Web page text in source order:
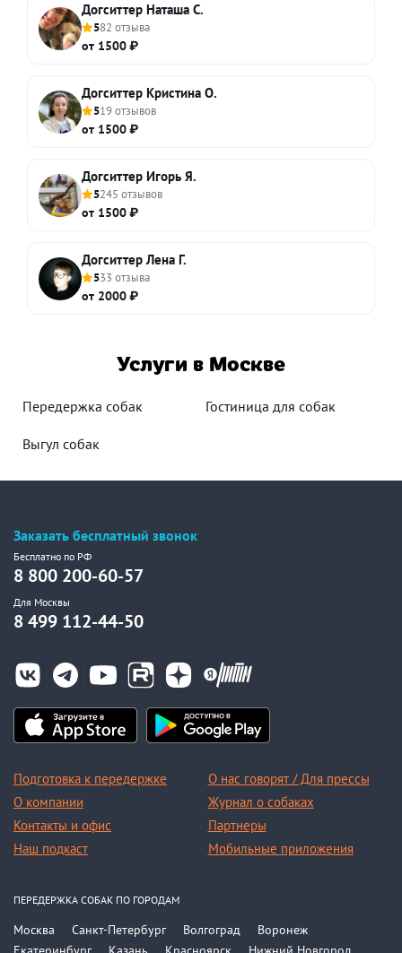
Догситтер Наташа С.
582 отзыва
от 1500 ₽
Догситтер Кристина О.
519 отзывов
от 1500 ₽
Догситтер Игорь Я.
5245 отзывов
от 1500 ₽
Догситтер Лена Г.
533 отзыва
от 2000 ₽
Услуги в Москве
Передержка собак Гостиница для собак
Выгул собак
Заказать бесплатный звонок
Бесплатно по РФ
8 800 200-60-57
Для Москвы
8 499 112-44-50
Подготовка к передержке
О компании
Контакты и офис
Наш подкаст
О нас говорят / Для прессы
Журнал о собаках
Партнеры
Мобильные приложения
ПЕРЕДЕРЖКА СОБАК ПО ГОРОДАМ
Москва Санкт-Петербург Волгоград
Воронеж